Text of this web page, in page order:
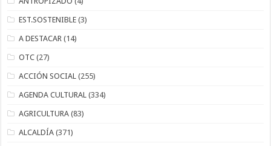
EST.SOSTENIBLE (3)
A DESTACAR (14)
OTC (27)
ACCIÓN SOCIAL (255)
AGENDA CULTURAL (334)
AGRICULTURA (83)
ALCALDÍA (371)